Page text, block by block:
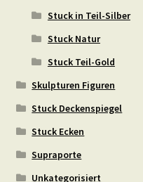
Stuck in Teil-Silber
Stuck Natur
Stuck Teil-Gold
Skulpturen Figuren
Stuck Deckenspiegel
Stuck Ecken
Supraporte
Unkategorisiert